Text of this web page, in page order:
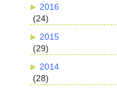
2016
(24)
2015
(29)
2014
(28)